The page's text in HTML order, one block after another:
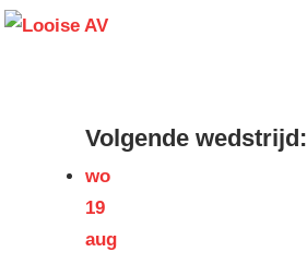
Skip
Volgende wedstrijd:
wo
19
aug